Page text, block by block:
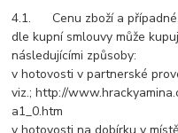
4.1. Cenu zboží a případné
dle kupní smlouvy může
následujícími způsoby:
v hotovosti v partnerské
viz.; http://
a1_0.htm